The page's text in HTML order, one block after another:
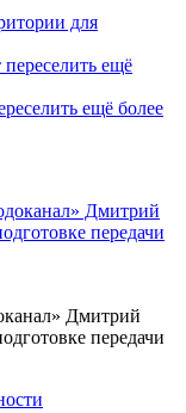
для
ещё более
Дмитрий
передачи